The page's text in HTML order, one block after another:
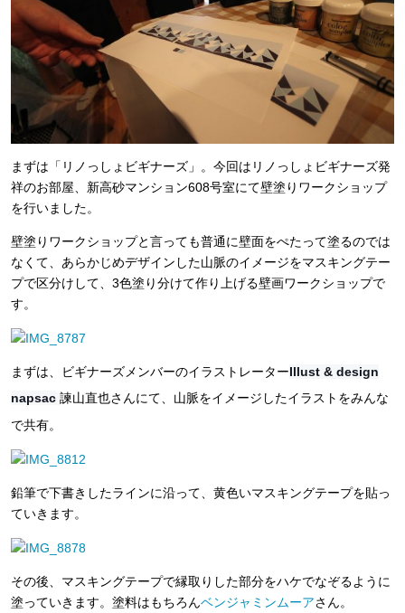
まずは「リノっしょビギナーズ」。今回はリノっしょビギナーズ発
祥のお部屋、新高砂マンション608号室にて壁塗りワークショップ
を行いました。
壁塗りワークショップと言っても普通に壁面をぺたって塗るのでは
なくて、あらかじめデザインした山脈のイメージをマスキングテー
プで区分けして、3色塗り分けて作り上げる壁画ワークショップで
す。
まずは、ビギナーズメンバーのイラストレーターIllust & design
napsac 諫山直也さんにて、山脈をイメージしたイラストをみんな
で共有。
鉛筆で下書きしたラインに沿って、黄色いマスキングテープを貼っ
ていきます。
その後、マスキングテープで縁取りした部分をハケでなぞるように
塗っていきます。塗料はもちろんベンジャミンムーアさん。